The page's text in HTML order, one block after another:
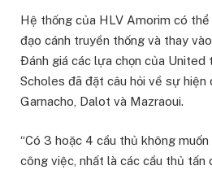
Hệ thống của HLV Amorim có
đạo cánh truyền thống và thay
Đánh giá các lựa chọn của United
Scholes đã đặt câu hỏi về sự hiện
Garnacho, Dalot và Mazraoui.
“Có 3 hoặc 4 cầu thủ không muốn
công việc, nhất là các cầu thủ tấn